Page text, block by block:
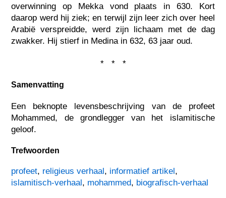
overwinning op Mekka vond plaats in 630. Kort
daarop werd hij ziek; en terwijl zijn leer zich over heel
Arabië verspreidde, werd zijn lichaam met de dag
zwakker. Hij stierf in Medina in 632, 63 jaar oud.
* * *
Samenvatting
Een beknopte levensbeschrijving van de profeet
Mohammed, de grondlegger van het islamitische
geloof.
Trefwoorden
profeet, religieus verhaal, informatief artikel,
islamitisch-verhaal, mohammed, biografisch-verhaal